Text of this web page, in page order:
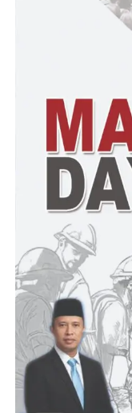
Kegiatan ramadhan
tahfid, tadarus,
sedekah, dan ditutup
sekitar SMAN 1
ramadhan ini
Allah SWT.
Post Views: